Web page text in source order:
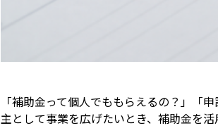
「補助金って個人でももらえるの？」
主として事業を広げたいとき、補助金を